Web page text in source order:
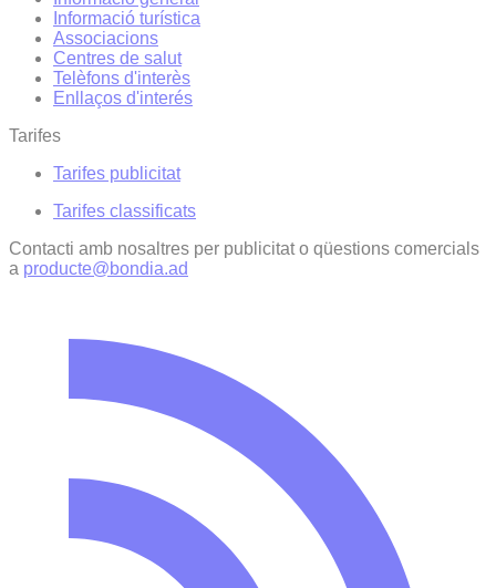
Informació turística
Associacions
Centres de salut
Telèfons d'interès
Enllaços d'interés
Tarifes
Tarifes publicitat
Tarifes classificats
Contacti amb nosaltres per publicitat o qüestions comercials
a producte@bondia.ad